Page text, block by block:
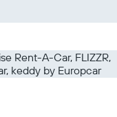
Rent-A-Car, FLIZZR,
keddy by Europcar